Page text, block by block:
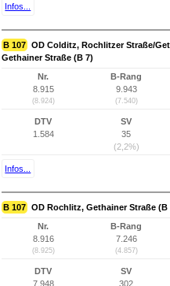
Infos...
B 107 OD Colditz, Rochlitzer Straße/
Gethainer Straße (B 7)
Nr.
8.915
(8.924)
B-Rang
9.943
(7.540)
DTV
1.584
SV
35
(2,2%)
Infos...
B 107 OD Rochlitz, Gethainer Straße
Nr.
8.916
(8.925)
B-Rang
7.246
(4.857)
DTV
7.948
SV
302